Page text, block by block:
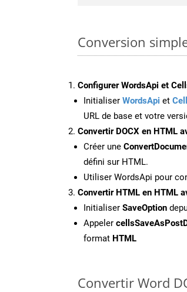
Conversion
Configurer WordsApi et
Initialiser WordsApi et
URL de base et votre
Convertir DOCX en HTML
Créer une
défini sur HTML.
Utiliser WordsApi pour
Convertir HTML en HTML
Initialiser SaveOption
Appeler
format HTML
Convertir Word